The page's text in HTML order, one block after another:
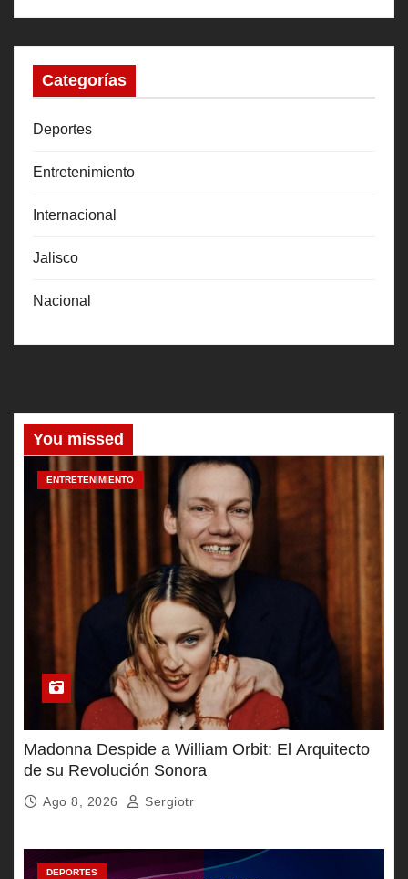
Categorías
Deportes
Entretenimiento
Internacional
Jalisco
Nacional
You missed
ENTRETENIMIENTO
Madonna Despide a William Orbit: El Arquitecto
de su Revolución Sonora
Ago 8, 2026 Sergiotr
DEPORTES